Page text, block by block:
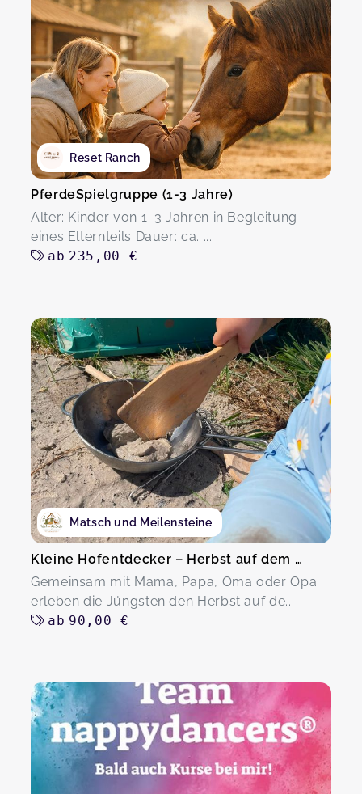
Reset Ranch
PferdeSpielgruppe (1-3 Jahre)
Alter: Kinder von 1–3 Jahren in Begleitung
eines Elternteils Dauer: ca. ...
ab 235,00 €
Matsch und Meilensteine
Kleine Hofentdecker – Herbst auf dem Hof
Gemeinsam mit Mama, Papa, Oma oder Opa
erleben die Jüngsten den Herbst auf de...
ab 90,00 €